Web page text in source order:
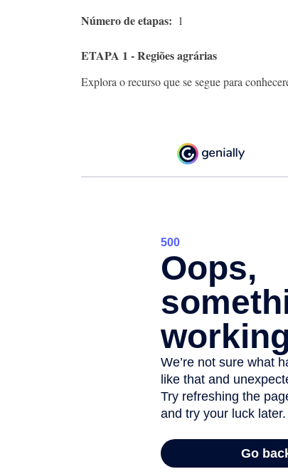
Número de etapas 1
ETAPA 1 - Regiões agrárias
Explora o recurso que se segue para